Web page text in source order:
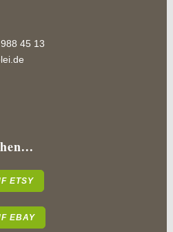
45 13
ETSY
EBAY